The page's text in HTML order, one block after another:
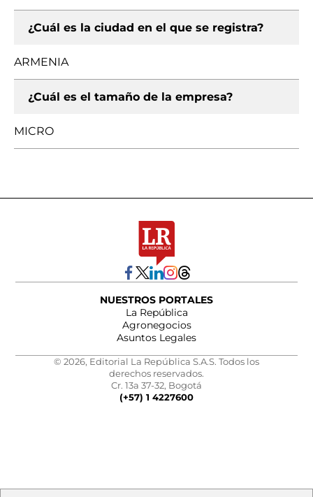
¿Cuál es la ciudad en el que se registra?
ARMENIA
¿Cuál es el tamaño de la empresa?
MICRO
NUESTROS PORTALES
La República
Agronegocios
Asuntos Legales
© 2026, Editorial La República S.A.S. Todos los
derechos reservados.
Cr. 13a 37-32, Bogotá
(+57) 1 4227600